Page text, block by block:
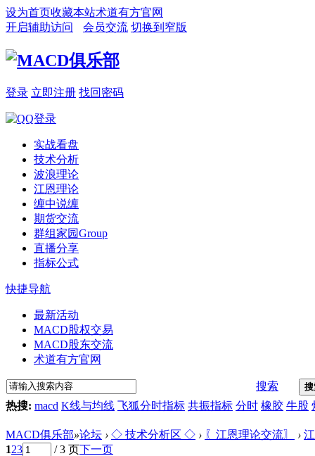
设为首页收藏本站术道有方官网
开启辅助访问
会员交流 切换到窄版
登录 立即注册 找回密码
实战看盘
技术分析
波浪理论
江恩理论
缠中说缠
期货交流
群组家园Group
直播分享
指标公式
快捷导航
最新活动
MACD股权交易
MACD股东交流
术道有方官网
搜索
热搜: macd K线与均线 飞狐分时指标 共振指标 分时 橡胶 牛股
MACD俱乐部»论坛 › ◇ 技术分析区 ◇ › 〖江恩理论交流〗 ›
123 / 3 页下一页